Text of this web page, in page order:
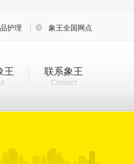
护理  象王全国网点
王 联系象王
Contact